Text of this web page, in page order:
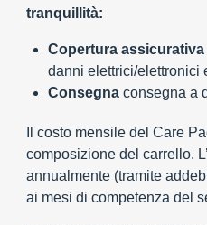
tranquillità:
Copertura assicurativa
danni elettrici/elettronici
Consegna consegna a
Il costo mensile del Care
composizione del carrello.
annualmente (tramite
ai mesi di competenza del